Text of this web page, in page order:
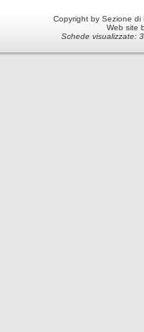
Copyright by Sezione
Web site
Schede visualizzate: